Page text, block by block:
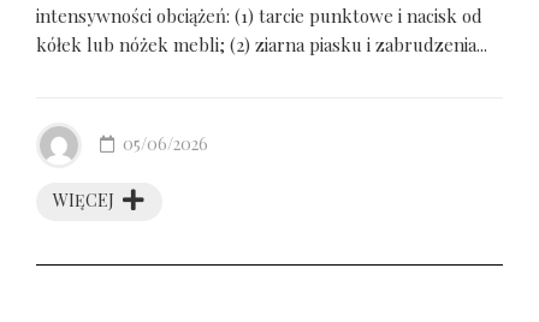
intensywności obciążeń: (1) tarcie punktowe i nacisk od
kółek lub nóżek mebli; (2) ziarna piasku i zabrudzenia...
WIĘCEJ
05/06/2026